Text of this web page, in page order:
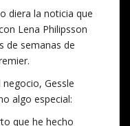
diera la noticia que
Lena Philipsson
de semanas de
Gessle
algo especial:
que he hecho